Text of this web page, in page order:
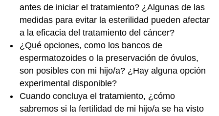
antes de iniciar el tratamiento? ¿Algunas de las
medidas para evitar la esterilidad pueden afectar
a la eficacia del tratamiento del cáncer?
¿Qué opciones, como los bancos de
espermatozoides o la preservación de óvulos,
son posibles con mi hijo/a? ¿Hay alguna opción
experimental disponible?
Cuando concluya el tratamiento, ¿cómo
sabremos si la fertilidad de mi hijo/a se ha visto